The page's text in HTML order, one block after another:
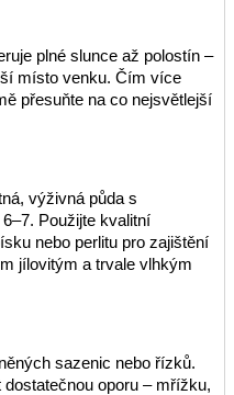
plné slunce až polostín –
místo venku. Čím více
přesuňte na co nejsvětlejší
výživná půda s
Použijte kvalitní
nebo perlitu pro zajištění
jílovitým a trvale vlhkým
sazenic nebo řízků.
oporu – mřížku,